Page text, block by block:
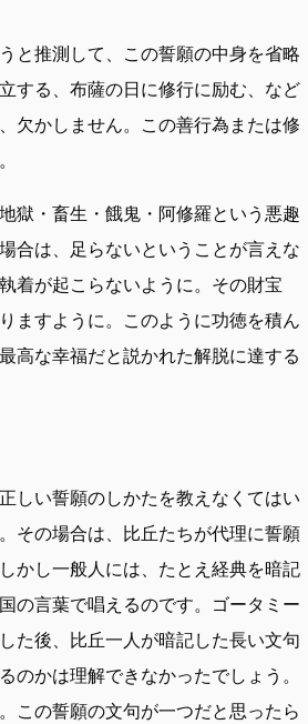
と推測して、この誓願の中身を省略
する、布薩の日に修行に励む、など
欠かしません。この善行為または修
獄・畜生・餓鬼・阿修羅という悪趣
合は、足らないということが言えな
着が起こらないように。その財宝
ますように。このように功徳を積ん
高な幸福だと説かれた解脱に達する
しい誓願のしかたを教えなくてはい
その場合は、比丘たちが代理に誓願
かし一般人には、たとえ経典を暗記
の言葉で唱えるのです。ゴータミー
た後、比丘一人が暗記した長い文句
かは理解できなかったでしょう。
この誓願の文句が一つだと思ったら